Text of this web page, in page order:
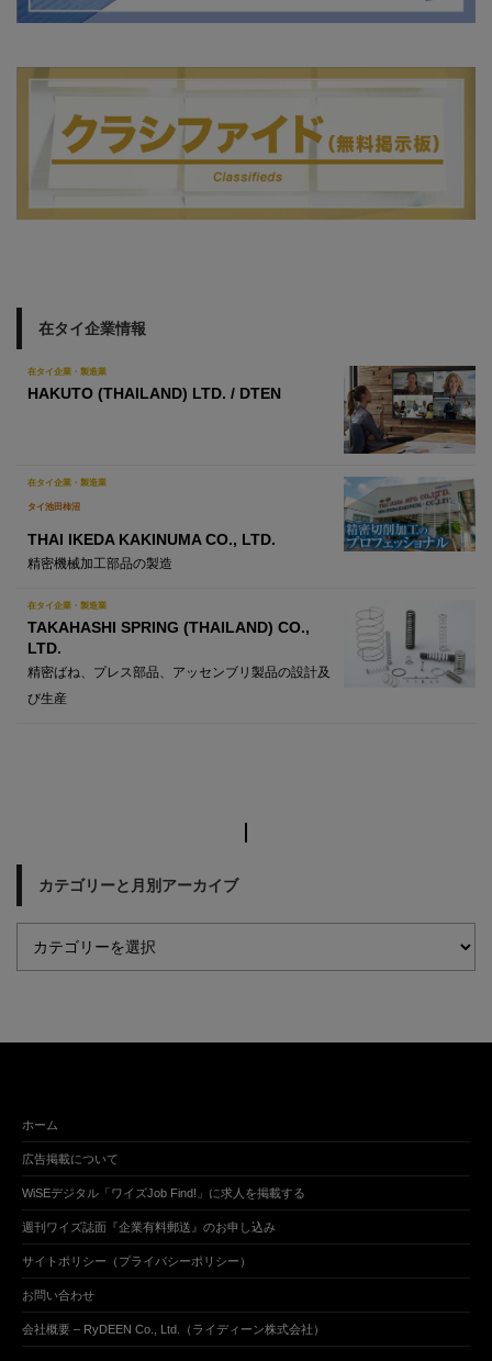
在タイ企業情報
在タイ企業・製造業
HAKUTO (THAILAND) LTD. / DTEN
在タイ企業・製造業
タイ池田柿沼
THAI IKEDA KAKINUMA CO., LTD.
精密機械加工部品の製造
在タイ企業・製造業
TAKAHASHI SPRING (THAILAND) CO.,
LTD.
精密ばね、プレス部品、アッセンブリ製品の設計及
び生産
カテゴリーと月別アーカイブ
ホーム
広告掲載について
WiSEデジタル「ワイズJob Find!」に求人を掲載する
週刊ワイズ誌面『企業有料郵送』のお申し込み
サイトポリシー（プライバシーポリシー）
お問い合わせ
会社概要 – RyDEEN Co., Ltd.（ライディーン株式会社）